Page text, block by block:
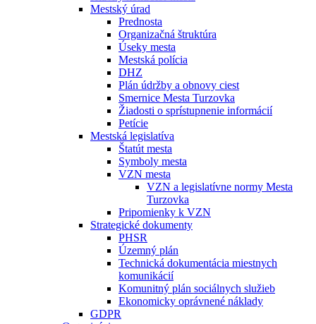
Mestský úrad
Prednosta
Organizačná štruktúra
Úseky mesta
Mestská polícia
DHZ
Plán údržby a obnovy ciest
Smernice Mesta Turzovka
Žiadosti o sprístupnenie informácií
Petície
Mestská legislatíva
Štatút mesta
Symboly mesta
VZN mesta
VZN a legislatívne normy Mesta
Turzovka
Pripomienky k VZN
Strategické dokumenty
PHSR
Územný plán
Technická dokumentácia miestnych
komunikácií
Komunitný plán sociálnych služieb
Ekonomicky oprávnené náklady
GDPR